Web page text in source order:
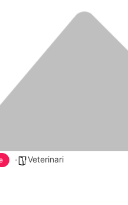
Veterinari